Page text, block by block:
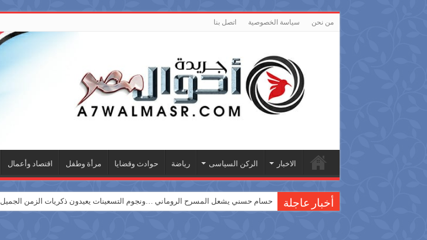
من نحن سياسة الخصوصية اتصل بنا
الاخبار الركن السياسى رياضة حوادث وقضايا مرأة وطفل اقتصاد وأعمال
أخبار عاجلة حسام حسني يشعل المسرح الروماني …ونجوم التسعينات يعيدون ذكريات الزمن الجميل